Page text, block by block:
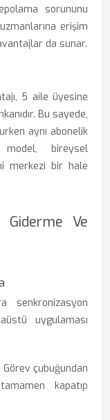
sorununu
erişim
da sunar.
5 aile üyesine
Bu sayede,
aynı abonelik
model, bireysel
merkezi bir hale
Giderme Ve
senkronizasyon
uygulaması
Görev çubuğundan
kapatıp